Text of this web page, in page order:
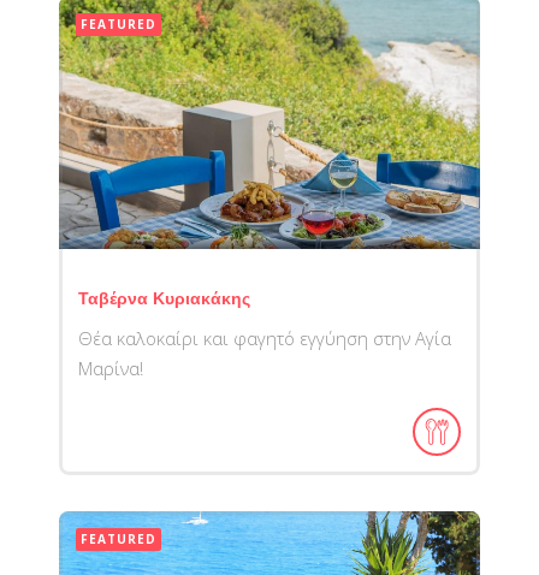
FEATURED
Ταβέρνα Κυριακάκης
Θέα καλοκαίρι και φαγητό εγγύηση στην Αγία
Μαρίνα!
FEATURED